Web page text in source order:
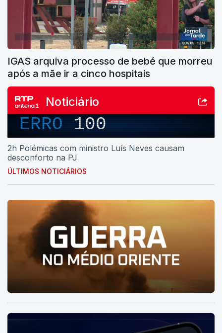
IGAS arquiva processo de bebé que morreu
após a mãe ir a cinco hospitais
Noticiário
ERRO100
2h Polémicas com ministro Luís Neves causam
desconforto na PJ
ÚLTIMOS NOTICIÁRIOS